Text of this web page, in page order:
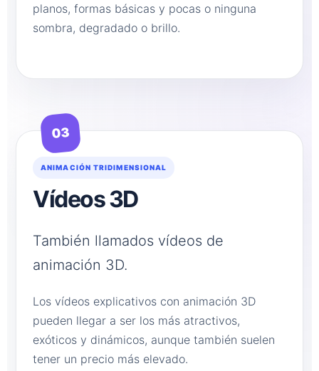
planos, formas básicas y pocas o ninguna
sombra, degradado o brillo.
03
ANIMACIÓN TRIDIMENSIONAL
Vídeos 3D
También llamados vídeos de
animación 3D.
Los vídeos explicativos con animación 3D
pueden llegar a ser los más atractivos,
exóticos y dinámicos, aunque también suelen
tener un precio más elevado.